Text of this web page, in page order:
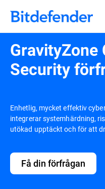
GravityZone
Security
Enhetlig, mycket effektiv
integrerar systemhärdning,
utökad upptäckt och för att
Få din förfrågan